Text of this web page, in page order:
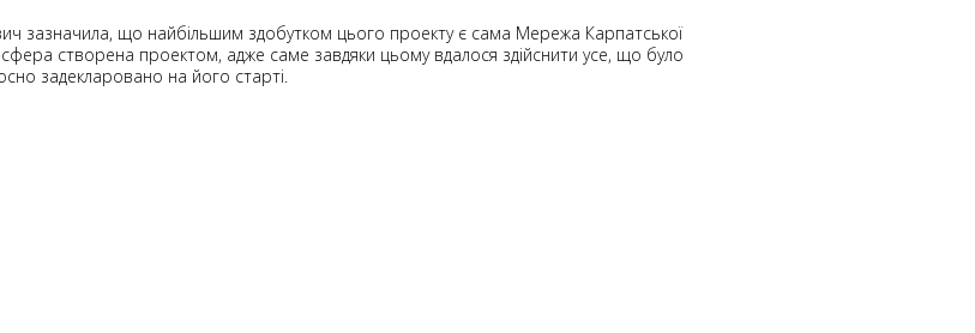
зазначила, що найбільшим здобутком цього проекту є сама Мережа Карпатської
створена проектом, адже саме завдяки цьому вдалося здійснити усе, що було
задекларовано на його старті.